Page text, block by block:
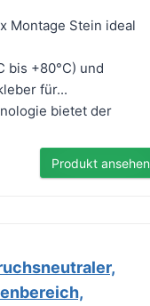
Montage Stein ideal
bis +80°C) und
für...
bietet der
Produkt ansehen